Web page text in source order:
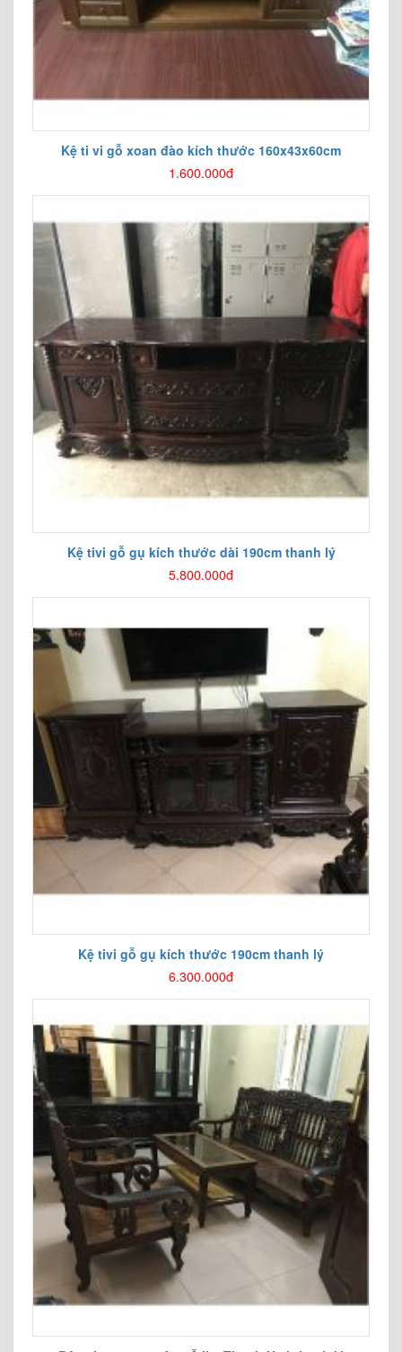
Kệ ti vi gỗ xoan đào kích thước 160x43x60cm
1.600.000đ
Kệ tivi gỗ gụ kích thước dài 190cm thanh lý
5.800.000đ
Kệ tivi gỗ gụ kích thước 190cm thanh lý
6.300.000đ